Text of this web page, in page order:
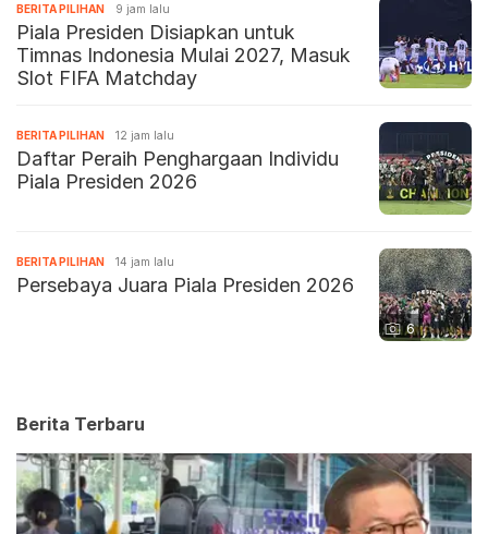
BERITA PILIHAN 9 jam lalu
Piala Presiden Disiapkan untuk
Timnas Indonesia Mulai 2027, Masuk
Slot FIFA Matchday
BERITA PILIHAN 12 jam lalu
Daftar Peraih Penghargaan Individu
Piala Presiden 2026
6
BERITA PILIHAN 14 jam lalu
Persebaya Juara Piala Presiden 2026
Berita Terbaru